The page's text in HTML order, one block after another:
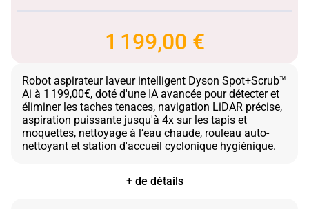
1 199,00 €
Robot aspirateur laveur intelligent Dyson Spot+Scrub™
Ai à 1 199,00€, doté d'une IA avancée pour détecter et
éliminer les taches tenaces, navigation LiDAR précise,
aspiration puissante jusqu'à 4x sur les tapis et
moquettes, nettoyage à l’eau chaude, rouleau auto-
+ de détails